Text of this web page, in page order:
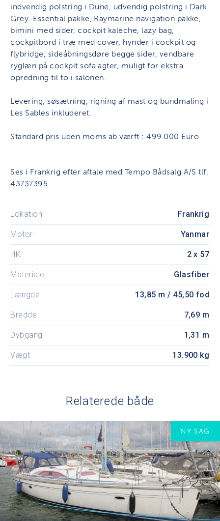
indvendig polstring i Dune, udvendig polstring i Dark
Grey. Essential pakke, Raymarine navigation pakke,
bimini med sider, cockpit kaleche, lazy bag,
cockpitbord i træ med cover, hynder i cockpit og
flybridge, sideåbningsdøre begge sider, vendbare
ryglæn på cockpit sofa agter, muligt for ekstra
opredning til to i salonen.
Levering, søsætning, rigning af mast og bundmaling i
Les Sables inkluderet.
Standard pris uden moms ab værft : 499.000 Euro
Ses i Frankrig efter aftale med Tempo Bådsalg A/S tlf.
43737395
Lokation Frankrig
Motor Yanmar
HK 2 x 57
Materiale Glasfiber
Længde 13,85 m / 45,50 fod
Bredde 7,69 m
Dybgang 1,31 m
Vægt 13.900 kg
Relaterede både
NY SAG